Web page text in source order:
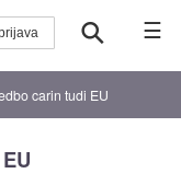
☰
carin tudi EU